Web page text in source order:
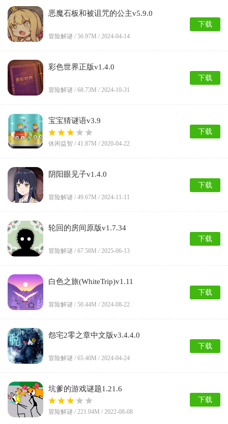
恶魔石板和被诅咒的公主v5.9.0
冒险解谜 / 56.97M / 2024-04-14
下载
彩色世界正版v1.4.0
冒险解谜 / 68.73M / 2024-10-31
下载
宝宝猜谜语v3.9
休闲益智 / 41.87M / 2020-04-22
下载
阴阳眼见子v1.4.0
冒险解谜 / 49.67M / 2024-11-11
下载
轮回的房间原版v1.7.34
冒险解谜 / 67.58M / 2025-06-13
下载
白色之旅(WhiteTrip)v1.11
冒险解谜 / 50.44M / 2024-08-22
下载
怨宅2零之章中文版v3.4.4.0
冒险解谜 / 65.40M / 2024-04-24
下载
坑爹的游戏谜题1.21.6
冒险解谜 / 221.04M / 2022-08-08
下载